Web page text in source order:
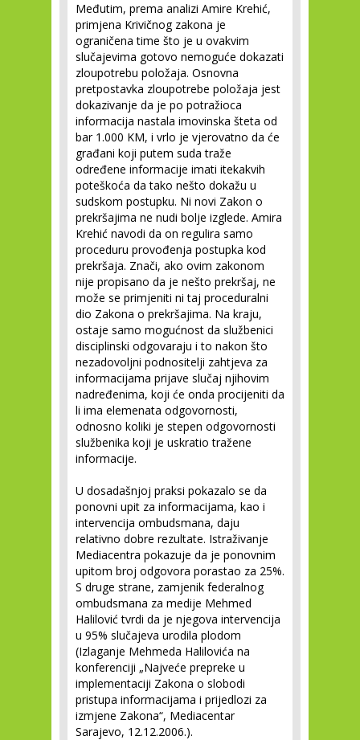
Međutim, prema analizi Amire Krehić,
primjena Krivičnog zakona je
ograničena time što je u ovakvim
slučajevima gotovo nemoguće dokazati
zloupotrebu položaja. Osnovna
pretpostavka zloupotrebe položaja jest
dokazivanje da je po potražioca
informacija nastala imovinska šteta od
bar 1.000 KM, i vrlo je vjerovatno da će
građani koji putem suda traže
određene informacije imati itekakvih
poteškoća da tako nešto dokažu u
sudskom postupku. Ni novi Zakon o
prekršajima ne nudi bolje izglede. Amira
Krehić navodi da on regulira samo
proceduru provođenja postupka kod
prekršaja. Znači, ako ovim zakonom
nije propisano da je nešto prekršaj, ne
može se primjeniti ni taj proceduralni
dio Zakona o prekršajima. Na kraju,
ostaje samo mogućnost da službenici
disciplinski odgovaraju i to nakon što
nezadovoljni podnositelji zahtjeva za
informacijama prijave slučaj njihovim
nadređenima, koji će onda procijeniti da
li ima elemenata odgovornosti,
odnosno koliki je stepen odgovornosti
službenika koji je uskratio tražene
informacije.
U dosadašnjoj praksi pokazalo se da
ponovni upit za informacijama, kao i
intervencija ombudsmana, daju
relativno dobre rezultate. Istraživanje
Mediacentra pokazuje da je ponovnim
upitom broj odgovora porastao za 25%.
S druge strane, zamjenik federalnog
ombudsmana za medije Mehmed
Halilović tvrdi da je njegova intervencija
u 95% slučajeva urodila plodom
(Izlaganje Mehmeda Halilovića na
konferenciji „Najveće prepreke u
implementaciji Zakona o slobodi
pristupa informacijama i prijedlozi za
izmjene Zakona“, Mediacentar
Sarajevo, 12.12.2006.).